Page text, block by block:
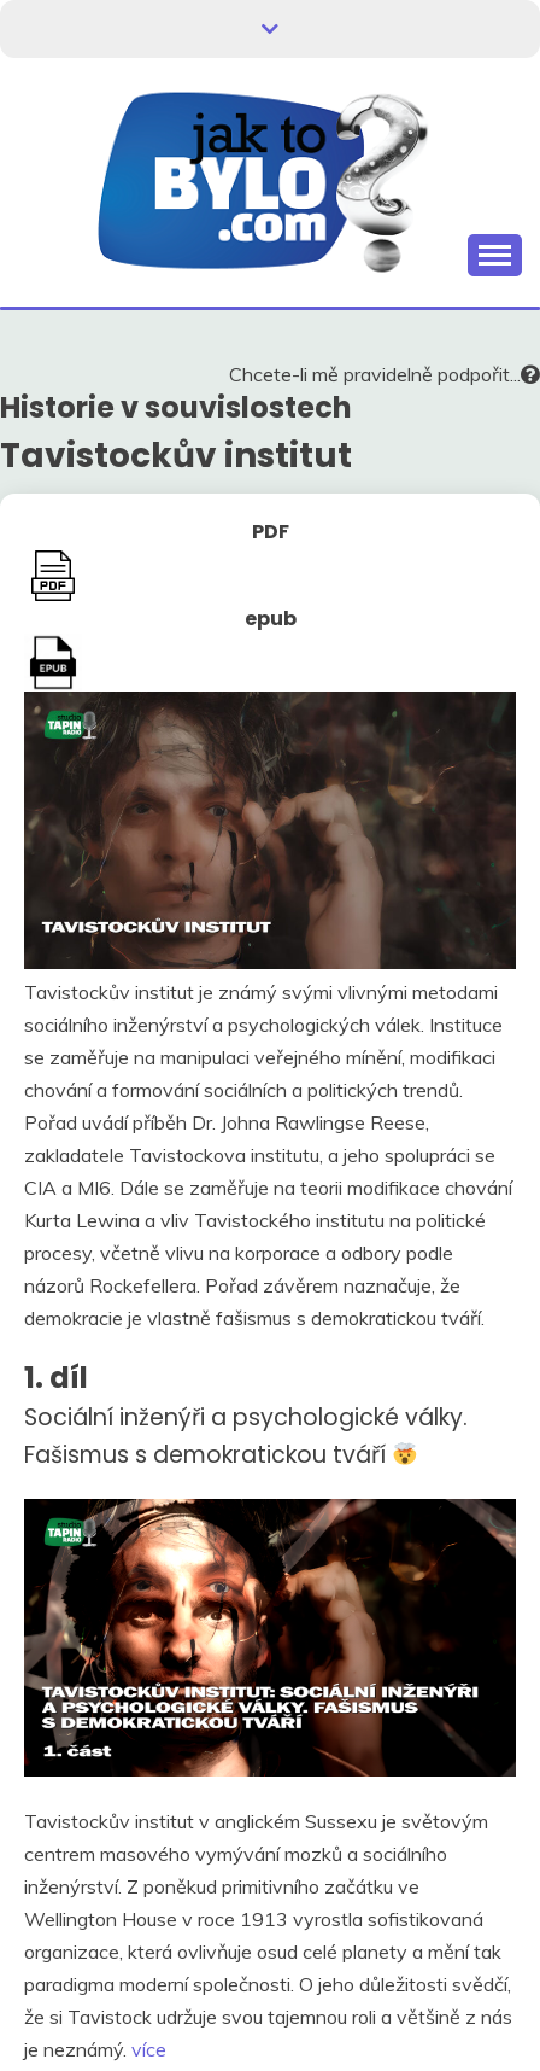
HISTORIE V
SOUVISLOSTECH
Chcete-li mě pravidelně podpořit...
Historie v souvislostech
Tavistockův institut
PDF
epub
Tavistockův institut je známý svými vlivnými metodami
sociálního inženýrství a psychologických válek. Instituce
se zaměřuje na manipulaci veřejného mínění, modifikaci
chování a formování sociálních a politických trendů.
Pořad uvádí příběh Dr. Johna Rawlingse Reese,
zakladatele Tavistockova institutu, a jeho spolupráci se
CIA a MI6. Dále se zaměřuje na teorii modifikace chování
Kurta Lewina a vliv Tavistockého institutu na politické
procesy, včetně vlivu na korporace a odbory podle
názorů Rockefellera. Pořad závěrem naznačuje, že
demokracie je vlastně fašismus s demokratickou tváří.
1. díl
Sociální inženýři a psychologické války.
Fašismus s demokratickou tváří
Tavistockův institut v anglickém Sussexu je světovým
centrem masového vymývání mozků a sociálního
inženýrství. Z poněkud primitivního začátku ve
Wellington House v roce 1913 vyrostla sofistikovaná
organizace, která ovlivňuje osud celé planety a mění tak
paradigma moderní společnosti. O jeho důležitosti svědčí,
že si Tavistock udržuje svou tajemnou roli a většině z nás
je neznámý. více